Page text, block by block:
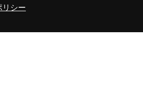
リシー